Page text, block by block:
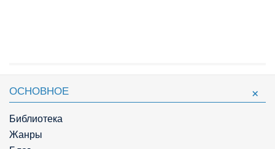
ОСНОВНОЕ
Библиотека
Жанры